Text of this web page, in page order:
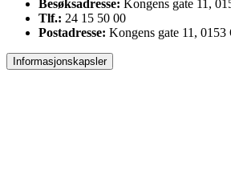
Besøksadresse: Kongens gate 11,
Tlf.: 24 15 50 00
Postadresse: Kongens gate 11, 0153
Informasjonskapsler